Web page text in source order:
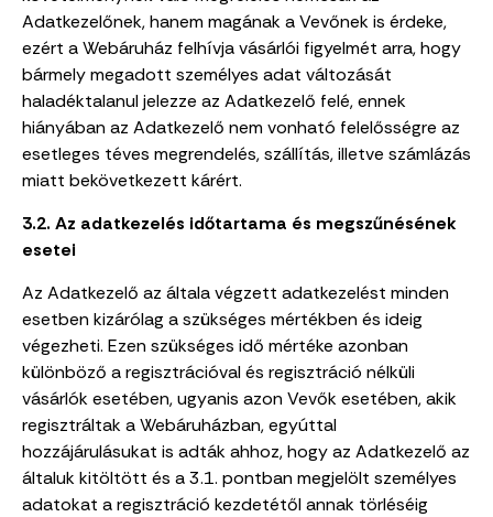
Adatkezelőnek, hanem magának a Vevőnek is érdeke,
ezért a Webáruház felhívja vásárlói figyelmét arra, hogy
bármely megadott személyes adat változását
haladéktalanul jelezze az Adatkezelő felé, ennek
hiányában az Adatkezelő nem vonható felelősségre az
esetleges téves megrendelés, szállítás, illetve számlázás
miatt bekövetkezett kárért.
3.2. Az adatkezelés időtartama és megszűnésének
esetei
Az Adatkezelő az általa végzett adatkezelést minden
esetben kizárólag a szükséges mértékben és ideig
végezheti. Ezen szükséges idő mértéke azonban
különböző a regisztrációval és regisztráció nélküli
vásárlók esetében, ugyanis azon Vevők esetében, akik
regisztráltak a Webáruházban, egyúttal
hozzájárulásukat is adták ahhoz, hogy az Adatkezelő az
általuk kitöltött és a 3.1. pontban megjelölt személyes
adatokat a regisztráció kezdetétől annak törléséig